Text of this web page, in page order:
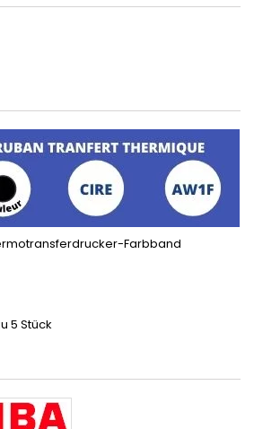
Farbband
5 Stück